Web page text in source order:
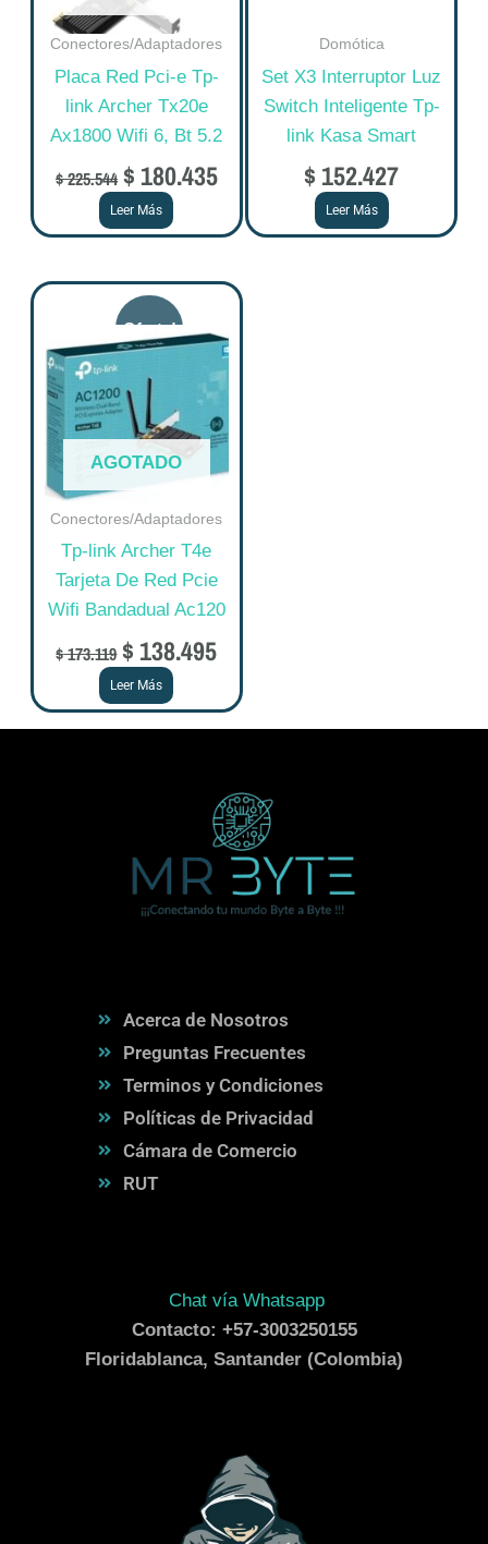
Conectores/Adaptadores
Placa Red Pci-e Tp-
link Archer Tx20e
Ax1800 Wifi 6, Bt 5.2
$225.544 $ 180.435
Leer Más
Domótica
Set X3 Interruptor Luz
Switch Inteligente Tp-
link Kasa Smart
$ 152.427
Leer Más
AGOTADO
Conectores/Adaptadores
Tp-link Archer T4e
Tarjeta De Red Pcie
Wifi Bandadual Ac120
$173.119
Original
price
was:
$ 173.119.
$ 138.495
Current
price
is:
Leer Más
Acerca de Nosotros
Preguntas Frecuentes
Terminos y Condiciones
Políticas de Privacidad
Cámara de Comercio
RUT
Chat vía Whatsapp
Contacto: +57-3003250155
Floridablanca, Santander (Colombia)